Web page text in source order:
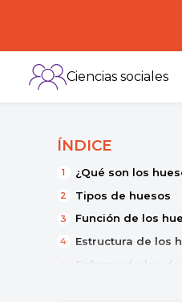
Ciencias sociales
ÍNDICE
¿Qué son los
Tipos de huesos
Función de los
Estructura de los
Enfermedades de